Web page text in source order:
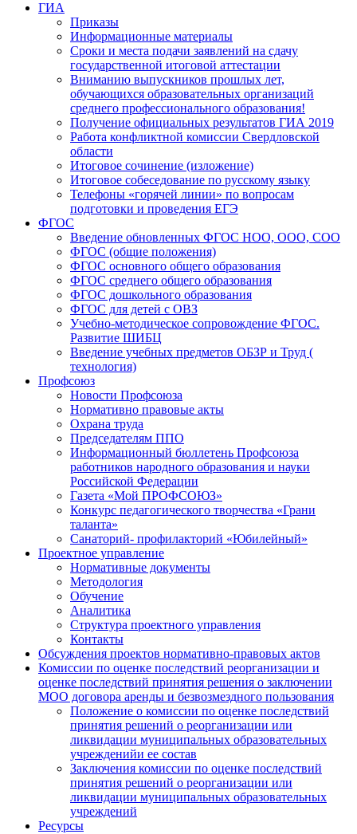
ГИА
Приказы
Информационные материалы
Сроки и места подачи заявлений на сдачу
государственной итоговой аттестации
Вниманию выпускников прошлых лет,
обучающихся образовательных организаций
среднего профессионального образования!
Получение официальных результатов ГИА 2019
Работа конфликтной комиссии Свердловской
области
Итоговое сочинение (изложение)
Итоговое собеседование по русскому языку
Телефоны «горячей линии» по вопросам
подготовки и проведения ЕГЭ
ФГОС
Введение обновленных ФГОС НОО, ООО, СОО
ФГОС (общие положения)
ФГОС основного общего образования
ФГОС среднего общего образования
ФГОС дошкольного образования
ФГОС для детей с ОВЗ
Учебно-методическое сопровождение ФГОС.
Развитие ШИБЦ
Введение учебных предметов ОБЗР и Труд (
технология)
Профсоюз
Новости Профсоюза
Нормативно правовые акты
Охрана труда
Председателям ППО
Информационный бюллетень Профсоюза
работников народного образования и науки
Российской Федерации
Газета «Мой ПРОФСОЮЗ»
Конкурс педагогического творчества «Грани
таланта»
Санаторий- профилакторий «Юбилейный»
Проектное управление
Нормативные документы
Методология
Обучение
Аналитика
Структура проектного управления
Контакты
Обсуждения проектов нормативно-правовых актов
Комиссии по оценке последствий реорганизации и
оценке последствий принятия решения о заключении
МОО договора аренды и безвозмездного пользования
Положение о комиссии по оценке последствий
принятия решений о реорганизации или
ликвидации муниципальных образовательных
учрежденийи ее состав
Заключения комиссии по оценке последствий
принятия решений о реорганизации или
ликвидации муниципальных образовательных
учреждений
Ресурсы